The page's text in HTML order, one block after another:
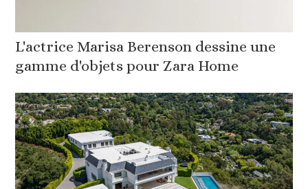
L'actrice Marisa Berenson dessine une
gamme d'objets pour Zara Home